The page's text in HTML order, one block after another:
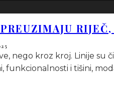
nego kroz kroj. Linije su
i tišini,